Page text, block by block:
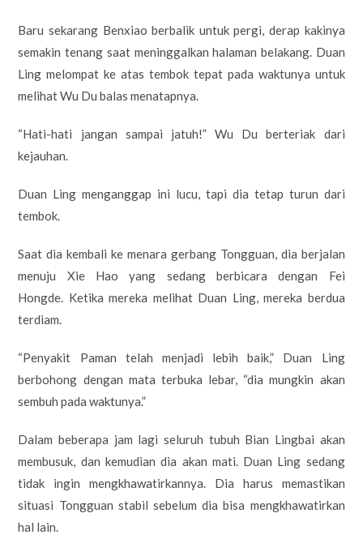
Baru sekarang Benxiao berbalik untuk pergi, derap kakinya
semakin tenang saat meninggalkan halaman belakang. Duan
Ling melompat ke atas tembok tepat pada waktunya untuk
melihat Wu Du balas menatapnya.
“Hati-hati jangan sampai jatuh!” Wu Du berteriak dari
kejauhan.
Duan Ling menganggap ini lucu, tapi dia tetap turun dari
tembok.
Saat dia kembali ke menara gerbang Tongguan, dia berjalan
menuju Xie Hao yang sedang berbicara dengan Fei
Hongde. Ketika mereka melihat Duan Ling, mereka berdua
terdiam.
“Penyakit Paman telah menjadi lebih baik,” Duan Ling
berbohong dengan mata terbuka lebar, “dia mungkin akan
sembuh pada waktunya.”
Dalam beberapa jam lagi seluruh tubuh Bian Lingbai akan
membusuk, dan kemudian dia akan mati. Duan Ling sedang
tidak ingin mengkhawatirkannya. Dia harus memastikan
situasi Tongguan stabil sebelum dia bisa mengkhawatirkan
hal lain.